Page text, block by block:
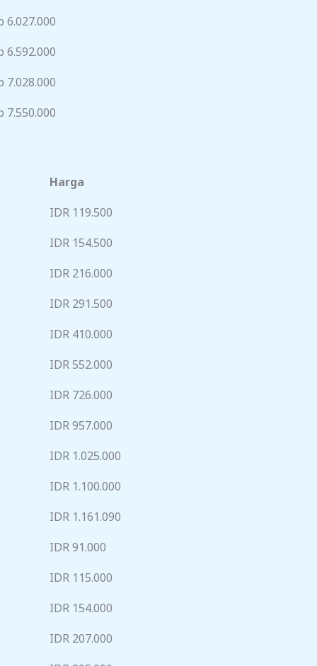
6.027.000
6.592.000
7.028.000
7.550.000
Harga
IDR 119.500
IDR 154.500
IDR 216.000
IDR 291.500
IDR 410.000
IDR 552.000
IDR 726.000
IDR 957.000
IDR 1.025.000
IDR 1.100.000
IDR 1.161.090
IDR 91.000
IDR 115.000
IDR 154.000
IDR 207.000